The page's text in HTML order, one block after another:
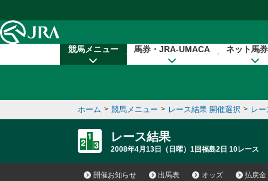
競馬メニュー 馬券・JRA-UMACA ネット馬
ホーム > 競馬メニュー > レース結果 開催選択 > レ
レース結果
2008年4月13日（日曜）1回福島2日 10レース
開催お知らせ 出馬表 オッズ 払戻金